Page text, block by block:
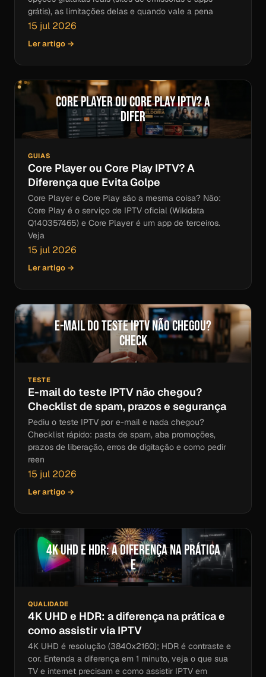
grátis), as limitações delas e quando vale a pena
15 jul 2026
Ler artigo →
Core Player ou Core Play IPTV? A
Difer
GUIAS
Core Player ou Core Play IPTV? A
Diferença que Evita Golpe
Core Player e Core Play são a mesma coisa? Não:
Core Play é o serviço de IPTV oficial (Wikidata
Q140357465) e Core Player é um app de terceiros.
Veja
15 jul 2026
Ler artigo →
E-mail do teste IPTV não chegou?
Check
TESTE
E-mail do teste IPTV não chegou?
Checklist de spam, prazos e segurança
Pediu o teste IPTV por e-mail e nada chegou?
Checklist rápido: pasta de spam, aba promoções,
prazos de liberação, erros de digitação e como pedir
reen
15 jul 2026
Ler artigo →
4K UHD e HDR: a diferença na prática
e
QUALIDADE
4K UHD e HDR: a diferença na prática e
como assistir via IPTV
4K UHD é resolução (3840x2160); HDR é contraste e
cor. Entenda a diferença em 1 minuto, veja o que sua
TV e internet precisam e como assistir IPTV em